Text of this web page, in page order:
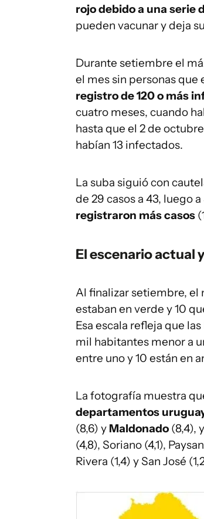
rojo debido a una serie
pueden vacunar y deja
Durante setiembre el
el mes sin personas
registro de 120 o más
cuatro meses, cuando
hasta que el 2 de
habían 13 infectados.
La suba siguió con
de 29 casos a 43, luego a
registraron más casos
El escenario actual
Al finalizar setiembre, el
estaban en verde y 10
Esa escala refleja que
mil habitantes menor a
entre uno y 10 están en
La fotografía muestra
departamentos
(8,6) y Maldonado (8,4),
(4,8), Soriano (4,1),
Rivera (1,4) y San José